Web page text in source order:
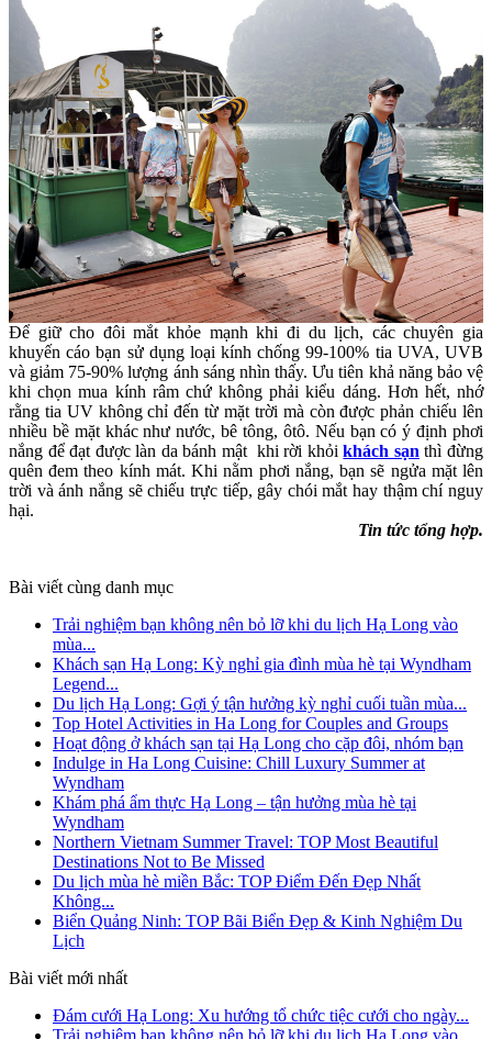
Để giữ cho đôi mắt khỏe mạnh khi đi du lịch, các chuyên gia
khuyến cáo bạn sử dụng loại kính chống 99-100% tia UVA, UVB
và giảm 75-90% lượng ánh sáng nhìn thấy. Ưu tiên khả năng bảo vệ
khi chọn mua kính râm chứ không phải kiểu dáng. Hơn hết, nhớ
rằng tia UV không chỉ đến từ mặt trời mà còn được phản chiếu lên
nhiều bề mặt khác như nước, bê tông, ôtô. Nếu bạn có ý định phơi
nắng để đạt được làn da bánh mật khi rời khỏikhách sạn thì đừng
quên đem theo kính mát. Khi nằm phơi nắng, bạn sẽ ngửa mặt lên
trời và ánh nắng sẽ chiếu trực tiếp, gây chói mắt hay thậm chí nguy
hại.
Tin tức tổng hợp.
Bài viết cùng danh mục
Trải nghiệm bạn không nên bỏ lỡ khi du lịch Hạ Long vào
mùa...
Khách sạn Hạ Long: Kỳ nghỉ gia đình mùa hè tại Wyndham
Legend...
Du lịch Hạ Long: Gợi ý tận hưởng kỳ nghỉ cuối tuần mùa...
Top Hotel Activities in Ha Long for Couples and Groups
Hoạt động ở khách sạn tại Hạ Long cho cặp đôi, nhóm bạn
Indulge in Ha Long Cuisine: Chill Luxury Summer at
Wyndham
Khám phá ẩm thực Hạ Long – tận hưởng mùa hè tại
Wyndham
Northern Vietnam Summer Travel: TOP Most Beautiful
Destinations Not to Be Missed
Du lịch mùa hè miền Bắc: TOP Điểm Đến Đẹp Nhất
Không...
Biển Quảng Ninh: TOP Bãi Biển Đẹp & Kinh Nghiệm Du
Lịch
Bài viết mới nhất
Đám cưới Hạ Long: Xu hướng tổ chức tiệc cưới cho ngày...
Trải nghiệm bạn không nên bỏ lỡ khi du lịch Hạ Long vào